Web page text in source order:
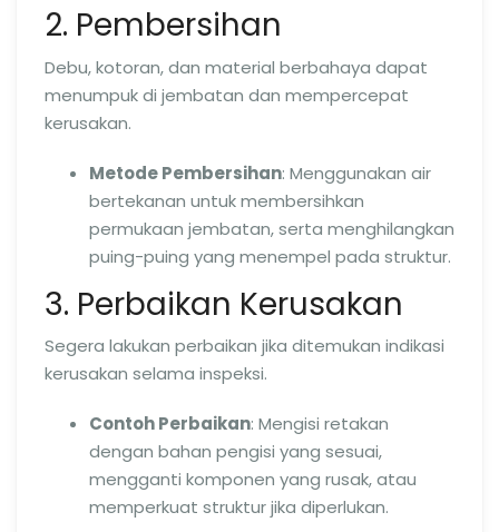
2. Pembersihan
Debu, kotoran, dan material berbahaya dapat
menumpuk di jembatan dan mempercepat
kerusakan.
Metode Pembersihan: Menggunakan air
bertekanan untuk membersihkan
permukaan jembatan, serta menghilangkan
puing-puing yang menempel pada struktur.
3. Perbaikan Kerusakan
Segera lakukan perbaikan jika ditemukan indikasi
kerusakan selama inspeksi.
Contoh Perbaikan: Mengisi retakan
dengan bahan pengisi yang sesuai,
mengganti komponen yang rusak, atau
memperkuat struktur jika diperlukan.